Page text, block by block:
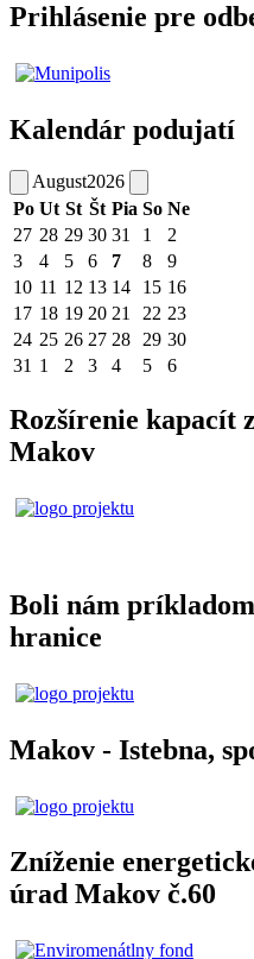
Prihlásenie pre
Kalendár podujatí
August2026
Po Ut St Št Pia So Ne
27 28 29 30 31 1
2
3
4 5 6 7 8
9
10 11 12 13 14 15 16
17 18 19 20 21 22 23
24 25 26 27 28 29 30
31 1 2 3 4 5 6
Rozšírenie kapacít
Makov
Boli nám
hranice
Makov - Istebna,
Zníženie
úrad Makov č.60